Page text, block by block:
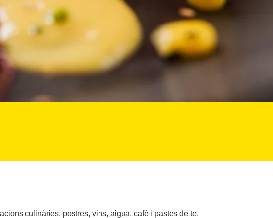
culinàries, postres, vins, aigua, cafè i pastes de te,